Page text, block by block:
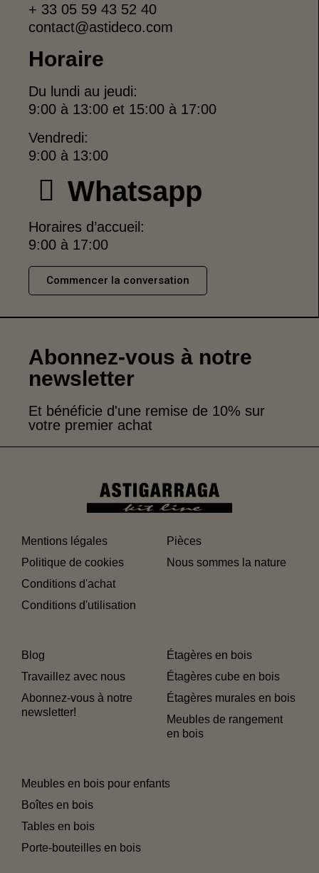
+ 33 05 59 43 52 40
contact@astideco.com
Horaire
Du lundi au jeudi:
9:00 à 13:00 et 15:00 à 17:00
Vendredi:
9:00 à 13:00
Whatsapp
Horaires d’accueil:
9:00 à 17:00
Commencer la conversation
Abonnez-vous à notre
newsletter
Et bénéficie d'une remise de 10% sur
votre premier achat
Mentions légales
Politique de cookies
Conditions d'achat
Conditions d'utilisation
Pièces
Nous sommes la nature
Blog
Travaillez avec nous
Abonnez-vous à notre
newsletter!
Étagères en bois
Étagères cube en bois
Étagères murales en bois
Meubles de rangement
en bois
Meubles en bois pour enfants
Boîtes en bois
Tables en bois
Porte-bouteilles en bois